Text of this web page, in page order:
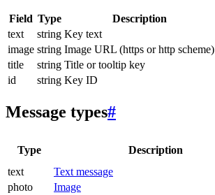
Field Type Description
text
string Key text
image string Image URL (https or http scheme)
title
string Title or tooltip key
id
string Key ID
Message types#
Type Description
text
Text message
photo
Image